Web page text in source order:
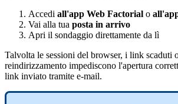
Accedi all'app Web Factorial o all'
Vai alla tua posta in arrivo
Apri il sondaggio direttamente da lì
Talvolta le sessioni del browser, i link scaduti
reindirizzamento impediscono l'apertura
link inviato tramite e-mail.